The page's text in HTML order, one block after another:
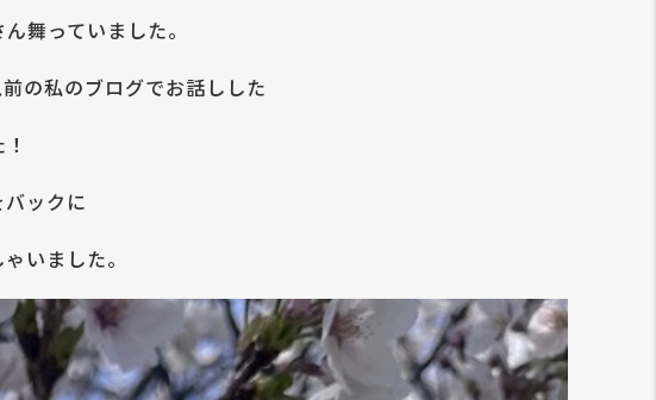
舞っていました。
の私のブログでお話しした
ックに
いました。